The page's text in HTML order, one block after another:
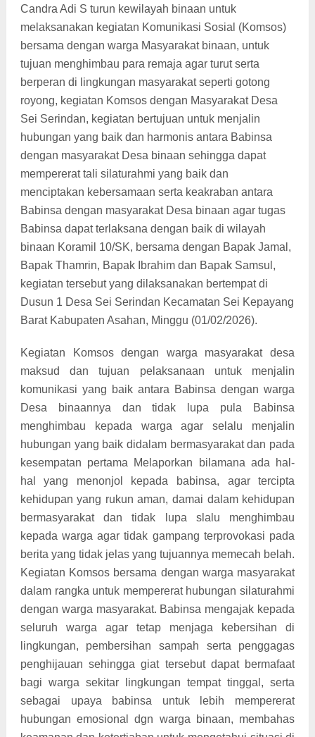
Candra Adi S turun kewilayah binaan untuk
melaksanakan kegiatan Komunikasi Sosial (Komsos)
bersama dengan warga Masyarakat binaan, untuk
tujuan menghimbau para remaja agar turut serta
berperan di lingkungan masyarakat seperti gotong
royong, kegiatan Komsos dengan Masyarakat Desa
Sei Serindan, kegiatan bertujuan untuk menjalin
hubungan yang baik dan harmonis antara Babinsa
dengan masyarakat Desa binaan sehingga dapat
mempererat tali silaturahmi yang baik dan
menciptakan kebersamaan serta keakraban antara
Babinsa dengan masyarakat Desa binaan agar tugas
Babinsa dapat terlaksana dengan baik di wilayah
binaan Koramil 10/SK, bersama dengan Bapak Jamal,
Bapak Thamrin, Bapak Ibrahim dan Bapak Samsul,
kegiatan tersebut yang dilaksanakan bertempat di
Dusun 1 Desa Sei Serindan Kecamatan Sei Kepayang
Barat Kabupaten Asahan, Minggu (01/02/2026).
Kegiatan Komsos dengan warga masyarakat desa
maksud dan tujuan pelaksanaan untuk menjalin
komunikasi yang baik antara Babinsa dengan warga
Desa binaannya dan tidak lupa pula Babinsa
menghimbau kepada warga agar selalu menjalin
hubungan yang baik didalam bermasyarakat dan pada
kesempatan pertama Melaporkan bilamana ada hal-
hal yang menonjol kepada babinsa, agar tercipta
kehidupan yang rukun aman, damai dalam kehidupan
bermasyarakat dan tidak lupa slalu menghimbau
kepada warga agar tidak gampang terprovokasi pada
berita yang tidak jelas yang tujuannya memecah belah.
Kegiatan Komsos bersama dengan warga masyarakat
dalam rangka untuk mempererat hubungan silaturahmi
dengan warga masyarakat. Babinsa mengajak kepada
seluruh warga agar tetap menjaga kebersihan di
lingkungan, pembersihan sampah serta penggagas
penghijauan sehingga giat tersebut dapat bermafaat
bagi warga sekitar lingkungan tempat tinggal, serta
sebagai upaya babinsa untuk lebih mempererat
hubungan emosional dgn warga binaan, membahas